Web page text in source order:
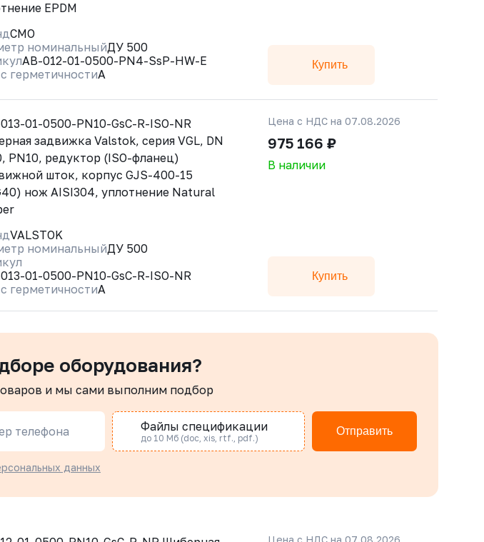
EPDM
CMO
номинальныйДУ 500
AB-012-01-0500-PN4-SsP-HW-E
герметичностиA
Купить
01-0500-PN10-GsC-R-ISO-NR
задвижка Valstok, серия VGL, DN
PN10, редуктор (ISO-фланец)
шток, корпус GJS-400-15
нож AISI304, уплотнение Natural
VALSTOK
номинальныйДУ 500
01-0500-PN10-GsC-R-ISO-NR
герметичностиA
Цена с НДС на 07.08.2026
975 166 ₽
В наличии
Купить
оборудования?
и мы сами выполним подбор
телефона Файлы спецификации
до 10 Мб (doc, xis, rtf., pdf.)
Отправить
данных
Цена с НДС на 07.08.2026